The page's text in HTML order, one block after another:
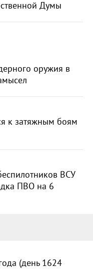
Думы
оружия в
к затяжным боям
ВСУ
ПВО на 6
(день 1624